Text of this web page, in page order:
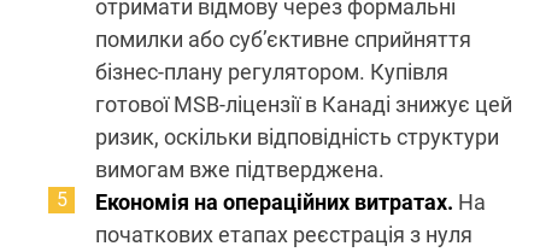
отримати відмову через формальні
помилки або суб’єктивне сприйняття
бізнес-плану регулятором. Купівля
готової MSB-ліцензії в Канаді знижує цей
ризик, оскільки відповідність структури
вимогам вже підтверджена.
Економія на операційних витратах. На
початкових етапах реєстрація з нуля